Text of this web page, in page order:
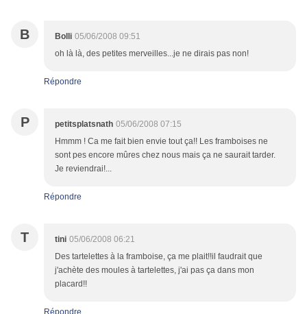
B Bolli 05/06/2008 09:51
oh là là, des petites merveilles...je ne dirais pas non!
Répondre
P petitsplatsnath 05/06/2008 07:15
Hmmm ! Ca me fait bien envie tout ça!! Les framboises ne
sont pes encore mûres chez nous mais ça ne saurait tarder.
Je reviendrai!...
Répondre
T tini 05/06/2008 06:21
Des tartelettes à la framboise, ça me plait!!il faudrait que
j'achète des moules à tartelettes, j'ai pas ça dans mon
placard!!
Répondre